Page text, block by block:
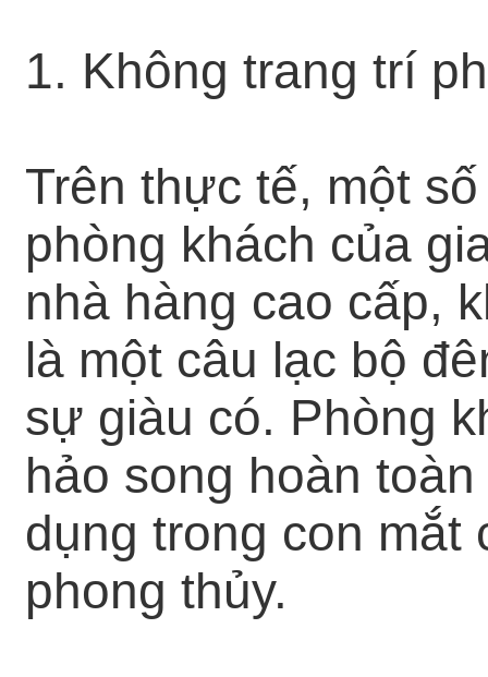
1. Không trang trí
Trên thực tế, một
phòng khách của
nhà hàng cao cấp,
là một câu lạc bộ
sự giàu có. Phòng
hảo song hoàn
dụng trong con mắt
phong thủy.